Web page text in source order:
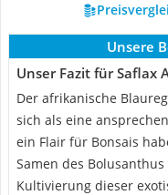
Unsere
Unser Fazit für Saflax
Der afrikanische
sich als eine
ein Flair für Bonsais
Samen des
Kultivierung dieser